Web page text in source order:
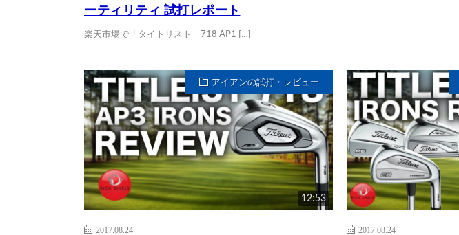
ーティリティ 試打レポート
楽天市場で「タイトリスト｜718 AP1 […]
アイアンの試打・レビュー
12:53
2017.08.24
2017.08.24